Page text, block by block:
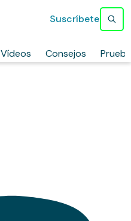
Vídeos Consejos
Suscríbete